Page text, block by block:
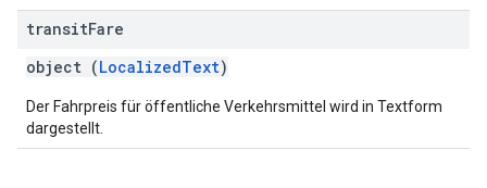
transitFare
object (LocalizedText)
Der Fahrpreis für öffentliche Verkehrsmittel wird in Textform
dargestellt.